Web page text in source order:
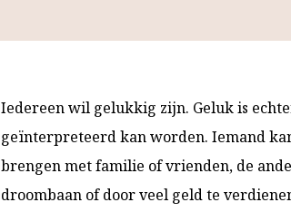
Iedereen wil gelukkig zijn. Geluk is
geïnterpreteerd kan worden. Iemand
brengen met familie of vrienden, de
droombaan of door veel geld te